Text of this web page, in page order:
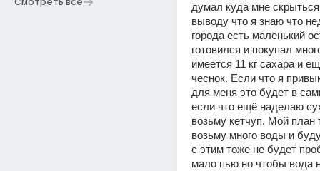
Смотреть все
думал куда мне
выводу что я знаю что
города есть маленький
готовился и покупал
имеется 11 кг сахара и
чеснок. Если что я
для меня это будет в
если что ещё наделаю
возьму кетчуп. Мой план
возьму много воды и
с этим тоже не будет
мало пью но чтобы вода